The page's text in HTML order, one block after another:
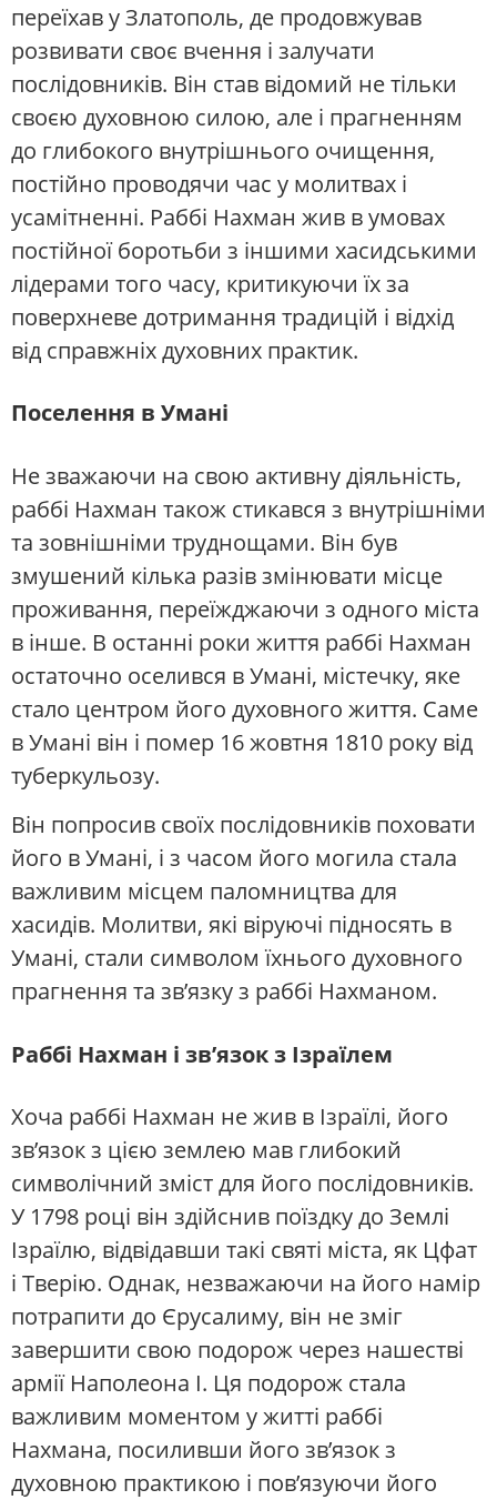
переїхав у Златополь, де продовжував
розвивати своє вчення і залучати
послідовників. Він став відомий не тільки
своєю духовною силою, але і прагненням
до глибокого внутрішнього очищення,
постійно проводячи час у молитвах і
усамітненні. Раббі Нахман жив в умовах
постійної боротьби з іншими хасидськими
лідерами того часу, критикуючи їх за
поверхневе дотримання традицій і відхід
від справжніх духовних практик.
Поселення в Умані
Не зважаючи на свою активну діяльність,
раббі Нахман також стикався з внутрішніми
та зовнішніми труднощами. Він був
змушений кілька разів змінювати місце
проживання, переїжджаючи з одного міста
в інше. В останні роки життя раббі Нахман
остаточно оселився в Умані, містечку, яке
стало центром його духовного життя. Саме
в Умані він і помер 16 жовтня 1810 року від
туберкульозу.
Він попросив своїх послідовників поховати
його в Умані, і з часом його могила стала
важливим місцем паломництва для
хасидів. Молитви, які віруючі підносять в
Умані, стали символом їхнього духовного
прагнення та зв’язку з раббі Нахманом.
Раббі Нахман і зв’язок з Ізраїлем
Хоча раббі Нахман не жив в Ізраїлі, його
зв’язок з цією землею мав глибокий
символічний зміст для його послідовників.
У 1798 році він здійснив поїздку до Землі
Ізраїлю, відвідавши такі святі міста, як Цфат
і Тверію. Однак, незважаючи на його намір
потрапити до Єрусалиму, він не зміг
завершити свою подорож через нашестві
армії Наполеона I. Ця подорож стала
важливим моментом у житті раббі
Нахмана, посиливши його зв’язок з
духовною практикою і пов’язуючи його